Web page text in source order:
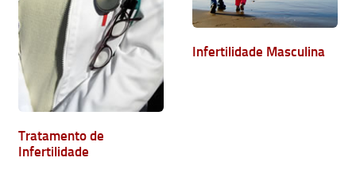
Tratamento de
Infertilidade
Infertilidade Masculina